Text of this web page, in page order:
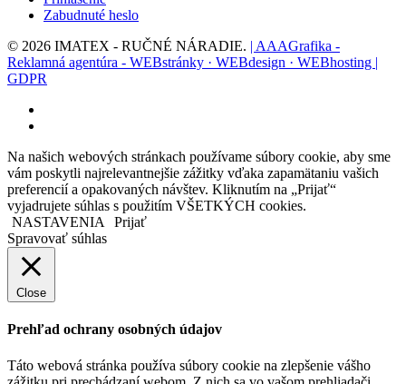
Zabudnuté heslo
© 2026 IMATEX - RUČNÉ NÁRADIE. | AAAGrafika -
Reklamná agentúra - WEBstránky · WEBdesign · WEBhosting |
GDPR
Na našich webových stránkach používame súbory cookie, aby sme
vám poskytli najrelevantnejšie zážitky vďaka zapamätaniu vašich
preferencií a opakovaných návštev. Kliknutím na „Prijať“
vyjadrujete súhlas s použitím VŠETKÝCH cookies.
NASTAVENIA
Prijať
Spravovať súhlas
Close
Prehľad ochrany osobných údajov
Táto webová stránka používa súbory cookie na zlepšenie vášho